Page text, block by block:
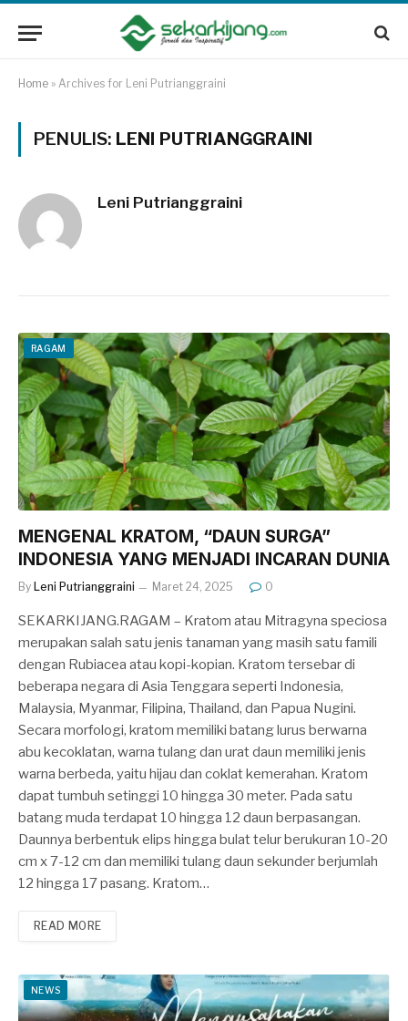
Home » Archives for Leni Putrianggraini
PENULIS: LENI PUTRIANGGRAINI
Leni Putrianggraini
RAGAM
MENGENAL KRATOM, “DAUN SURGA”
INDONESIA YANG MENJADI INCARAN DUNIA
By Leni Putrianggraini Maret 24, 2025 0
SEKARKIJANG.RAGAM – Kratom atau Mitragyna speciosa
merupakan salah satu jenis tanaman yang masih satu famili
dengan Rubiacea atau kopi-kopian. Kratom tersebar di
beberapa negara di Asia Tenggara seperti Indonesia,
Malaysia, Myanmar, Filipina, Thailand, dan Papua Nugini.
Secara morfologi, kratom memiliki batang lurus berwarna
abu kecoklatan, warna tulang dan urat daun memiliki jenis
warna berbeda, yaitu hijau dan coklat kemerahan. Kratom
dapat tumbuh setinggi 10 hingga 30 meter. Pada satu
batang muda terdapat 10 hingga 12 daun berpasangan.
Daunnya berbentuk elips hingga bulat telur berukuran 10-20
cm x 7-12 cm dan memiliki tulang daun sekunder berjumlah
12 hingga 17 pasang. Kratom…
READ MORE
NEWS